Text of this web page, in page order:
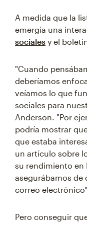
A medida que la
emergía una
sociales y el
"Cuando
deberíamos
veíamos lo que
sociales para
Anderson. "Por
podría mostrar
que estaba
un artículo sobre
su rendimiento en
asegurábamos de
correo
Pero conseguir